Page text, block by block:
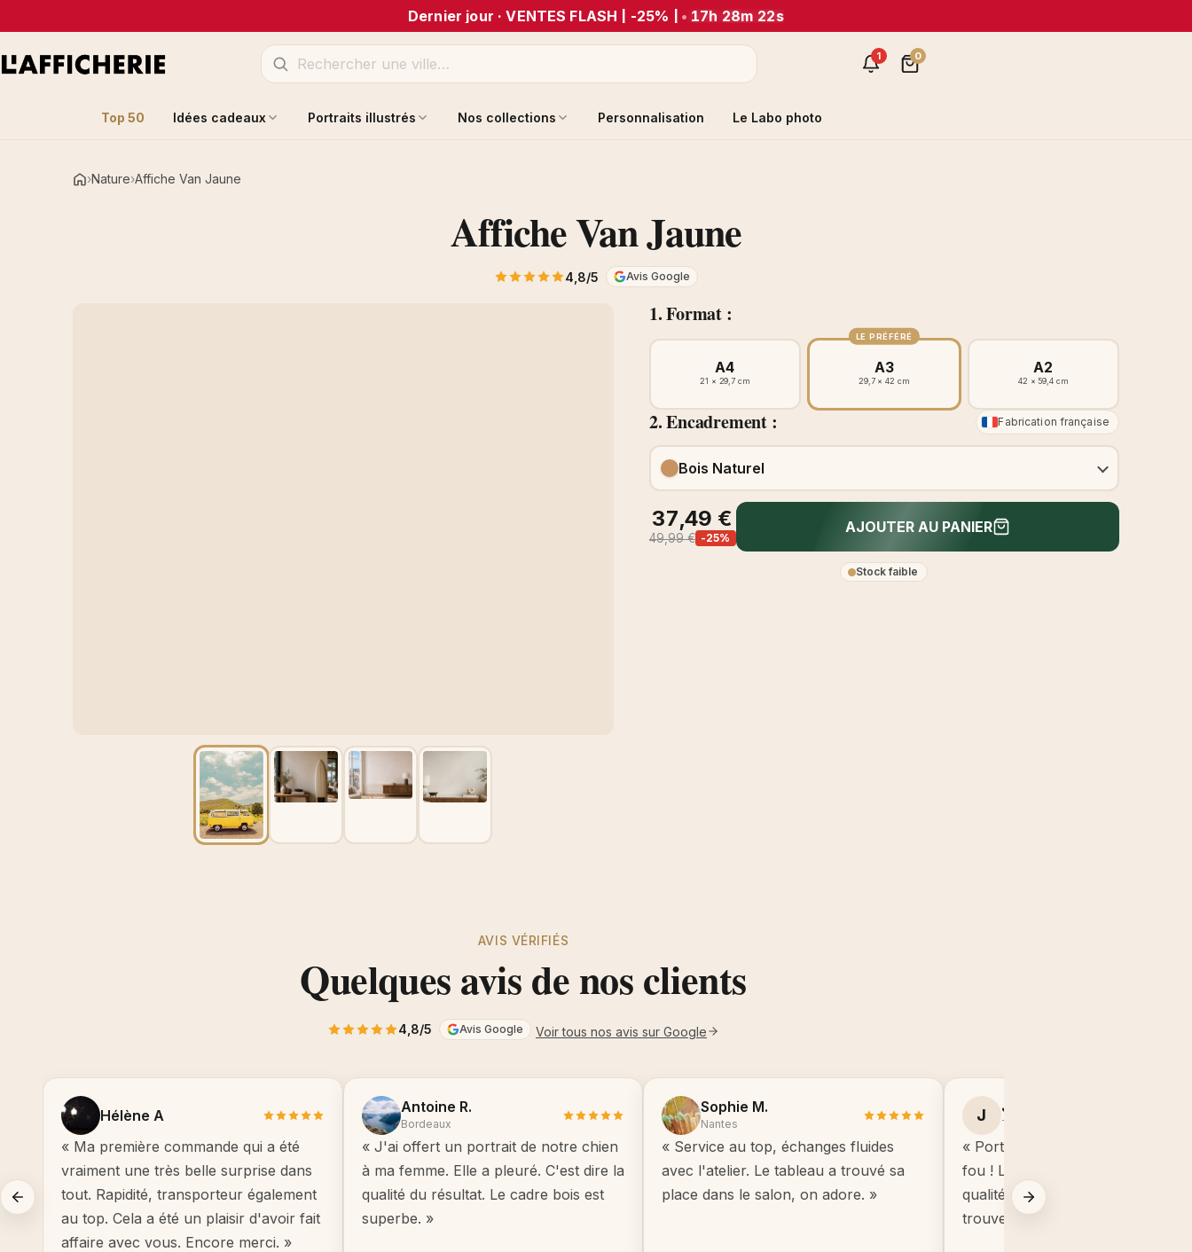
Dernier jour · VENTES FLASH | -25% | • 17h 28m 22s
1 0
Top 50 Idées cadeaux Portraits illustrés Nos collections Personnalisation Le Labo photo
Accueil
Nature Affiche Van Jaune
Affiche Van Jaune
4,8/5 Avis Google
1. Format :
A4
21 × 29,7 cm
LE PRÉFÉRÉ
A3
29,7 × 42 cm
A2
42 × 59,4 cm
2. Encadrement : Fabrication française
Bois Naturel
37,49 €
49,99 € -25%
AJOUTER AU PANIER
Stock faible
AVIS VÉRIFIÉS
Quelques avis de nos clients
4,8/5 Avis Google Voir tous nos avis sur Google
Hélène A
« Ma première commande qui a été
vraiment une très belle surprise dans
tout. Rapidité, transporteur également
au top. Cela a été un plaisir d'avoir fait
affaire avec vous. Encore merci. »
Antoine R.
Bordeaux
« J'ai offert un portrait de notre chien
à ma femme. Elle a pleuré. C'est dire la
qualité du résultat. Le cadre bois est
superbe. »
Sophie M.
Nantes
« Service au top, échanges fluides
avec l'atelier. Le tableau a trouvé sa
place dans le salon, on adore. »
J Julie B.
Toulouse
« Portrait manga de mon fils, il
fou ! Le cadre est de très bonne
qualité, beaucoup mieux que ce
trouve en grande surface. »